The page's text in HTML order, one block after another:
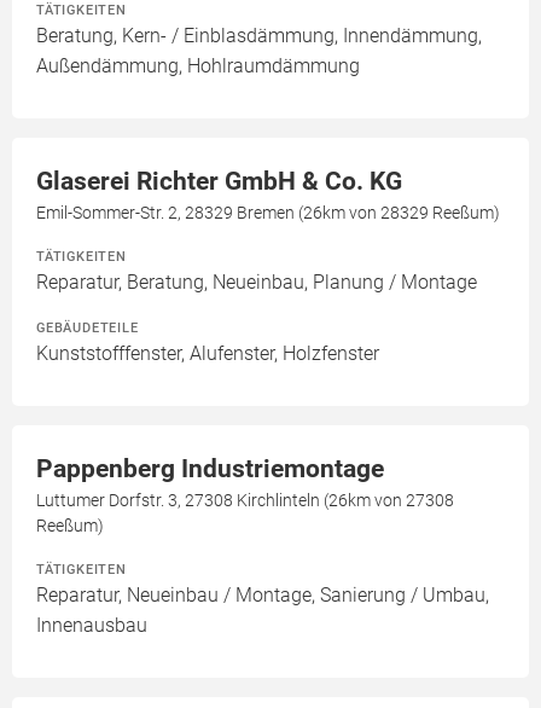
TÄTIGKEITEN
Beratung, Kern- / Einblasdämmung, Innendämmung,
Außendämmung, Hohlraumdämmung
Glaserei Richter GmbH & Co. KG
Emil-Sommer-Str. 2, 28329 Bremen (26km von 28329 Reeßum)
TÄTIGKEITEN
Reparatur, Beratung, Neueinbau, Planung / Montage
GEBÄUDETEILE
Kunststofffenster, Alufenster, Holzfenster
Pappenberg Industriemontage
Luttumer Dorfstr. 3, 27308 Kirchlinteln (26km von 27308
Reeßum)
TÄTIGKEITEN
Reparatur, Neueinbau / Montage, Sanierung / Umbau,
Innenausbau